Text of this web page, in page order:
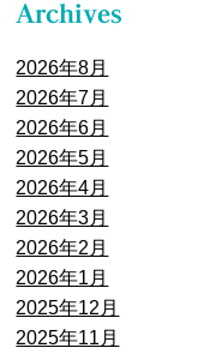
2026年8月
2026年7月
2026年6月
2026年5月
2026年4月
2026年3月
2026年2月
2026年1月
2025年12月
2025年11月